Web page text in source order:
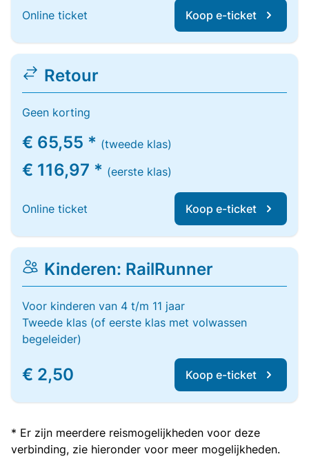
Online ticket Koop e-ticket
Retour
Geen korting
€ 65,55 * (tweede klas)
€ 116,97 * (eerste klas)
Online ticket Koop e-ticket
Kinderen: RailRunner
Voor kinderen van 4 t/m 11 jaar
Tweede klas (of eerste klas met volwassen
begeleider)
€ 2,50 Koop e-ticket
* Er zijn meerdere reismogelijkheden voor deze
verbinding, zie hieronder voor meer mogelijkheden.